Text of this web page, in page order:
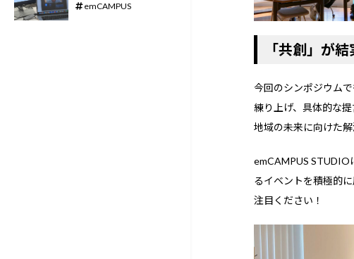
emCAMPUS
「共創」が
今回のシンポジウム
練り上げ、具体的な
地域の未来に向けた
emCAMPUS STUDIO
るイベントを積極的
注目ください！